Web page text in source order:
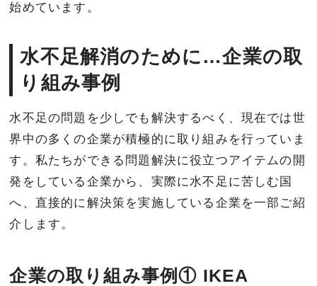
始めています。
水不足解消のために…企業の取
り組み事例
水不足の問題を少しでも解決するべく、現在では世
界中の多くの企業が積極的に取り組みを行っていま
す。私たちができる問題解決に役立つアイテムの開
発をしている企業から、実際に水不足に苦しむ国
へ、直接的に解決策を実施している企業を一部ご紹
介します。
企業の取り組み事例① IKEA